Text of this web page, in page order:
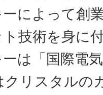
によって創
技術を身に
は「国際電
クリスタルの